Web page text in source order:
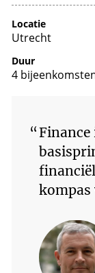
Locatie
Utrecht
Duur
4
“Finance
kompas